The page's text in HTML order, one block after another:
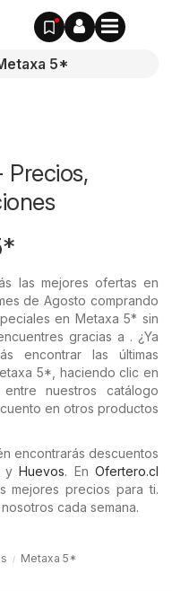
las mejores ofertas en
de Agosto comprando
en Metaxa 5* sin
gracias a . ¿Ya
encontrar las últimas
5*, haciendo clic en
nuestros catálogo
en otros productos
encontrarás descuentos
Huevos. En Ofertero.cl
mejores precios para ti.
cada semana.
Metaxa 5*